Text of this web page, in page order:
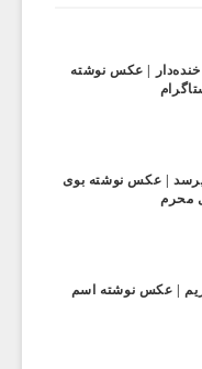
| عکس نوشته
| عکس نوشته بوی
محرم
| عکس نوشته اسم